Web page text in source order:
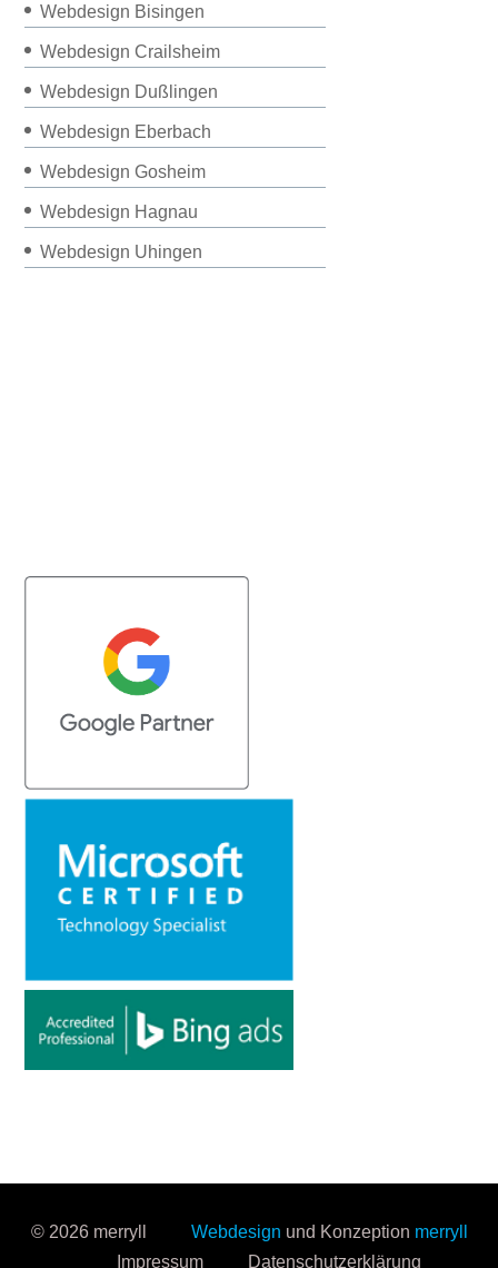
Webdesign Bisingen
Webdesign Crailsheim
Webdesign Dußlingen
Webdesign Eberbach
Webdesign Gosheim
Webdesign Hagnau
Webdesign Uhingen
© 2026 merryll Webdesign und Konzeption merryll
Impressum
Datenschutzerklärung